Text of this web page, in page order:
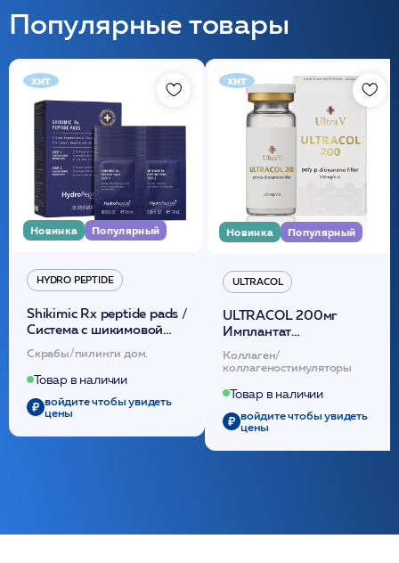
Популярные товары
хит
Новинка Популярный
HYDRO PEPTIDE
Shikimic Rx peptide pads /
Cистема с шикимовой
кислотой обновляющая
(30шт) /HP
Скрабы/пилинги дом.
Товар в наличии
войдите чтобы увидеть
цены
хит
Новинка Популярный
ULTRACOL
ULTRACOL 200мг
Имплантат
внутридермальный,
стерильный на основе
полидиоксанона
/ULTRACOL
Коллаген/
коллагеностимуляторы
Товар в наличии
войдите чтобы увидеть
цены